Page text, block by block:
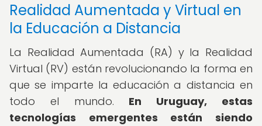
Realidad Aumentada y Virtual en
la Educación a Distancia
La Realidad Aumentada (RA) y la Realidad
Virtual (RV) están revolucionando la forma en
que se imparte la educación a distancia en
todo el mundo. En Uruguay, estas
tecnologías emergentes están siendo